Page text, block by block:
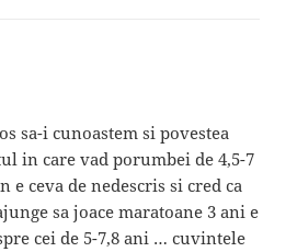
sa-i cunoastem si povestea
in care vad porumbei de 4,5-7
e ceva de nedescris si cred ca
sa joace maratoane 3 ani e
cei de 5-7,8 ani … cuvintele